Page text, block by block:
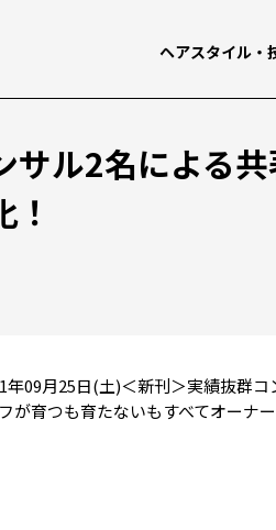
ヘアスタイル・
サル2名による
09月25日(土)＜新刊＞実績抜群
が育つも育たないもすべてオー